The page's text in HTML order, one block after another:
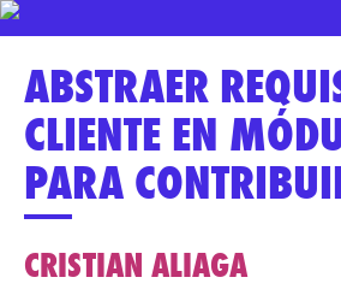
main
content
ABSTRAER
CLIENTE EN
PARA
CRISTIAN ALIAGA